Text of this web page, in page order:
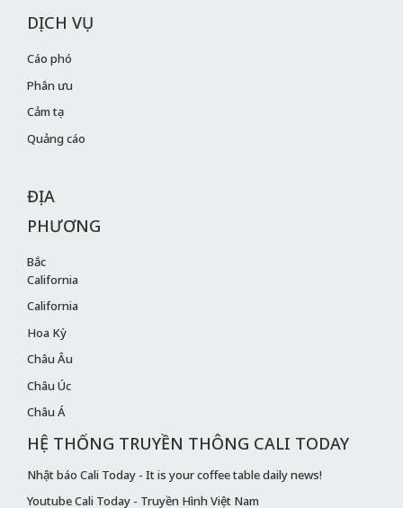
DỊCH VỤ
Cáo phó
Phân ưu
Cảm tạ
Quảng cáo
ĐỊA
PHƯƠNG
Bắc
California
California
Hoa Kỳ
Châu Âu
Châu Úc
Châu Á
HỆ THỐNG TRUYỀN THÔNG CALI TODAY
Nhật báo Cali Today - It is your coffee table daily news!
Youtube Cali Today - Truyền Hình Việt Nam